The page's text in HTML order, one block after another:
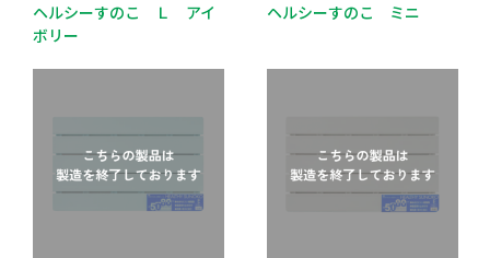
ヘルシーすのこ Ｌ アイ
ボリー
ヘルシーすのこ ミニ